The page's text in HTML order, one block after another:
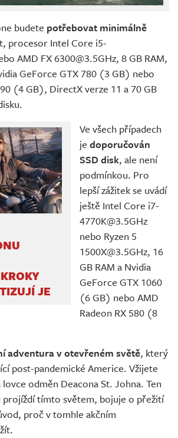
budete potřebovat minimálně
procesor Intel Core i5-
AMD FX 6300@3.5GHz, 8 GB RAM,
GeForce GTX 780 (3 GB) nebo
(4 GB), DirectX verze 11 a 70 GB
JE
Ve všech případech
je doporučován
SSD disk, ale není
podmínkou. Pro
lepší zážitek se uvádí
ještě Intel Core i7-
4770K@3.5GHz
nebo Ryzen 5
1500X@3.5GHz, 16
GB RAM a Nvidia
GeForce GTX 1060
(6 GB) nebo AMD
Radeon RX 580 (8
adventura v otevřeném světě, který
post-pandemické Americe. Vžijete
odměn Deacona St. Johna. Ten
tímto světem, bojuje o přežití
proč v tomhle akčním